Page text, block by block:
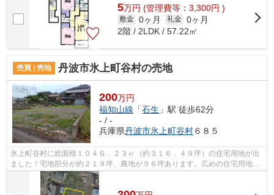
5万円 (管理費等：3,300円 )
敷金 0ヶ月 礼金 0ヶ月
2階 / 2LDK / 57.22㎡
売買 | 売地 丹波市氷上町谷村の売地
200万円
福知山線 「石生 」駅 徒歩62分
- / -
兵庫県丹波市氷上町谷村６８５
氷上町谷村に総面積１０４６．２３㎡（約３１６．４９坪）の住宅用地が出
ました！宅地部分が約２１９坪、農地が９６坪あります。広めの住宅用地や
農業をしたい方におすすめ！